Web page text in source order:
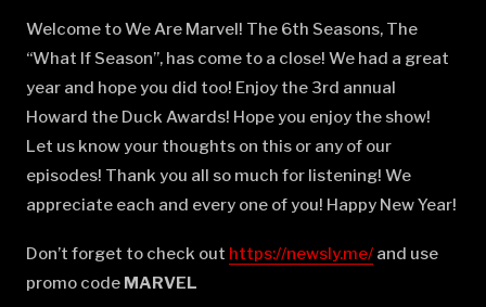
Welcome to We Are Marvel! The 6th Seasons, The
“What If Season”, has come to a close! We had a great
year and hope you did too! Enjoy the 3rd annual
Howard the Duck Awards! Hope you enjoy the show!
Let us know your thoughts on this or any of our
episodes! Thank you all so much for listening! We
appreciate each and every one of you! Happy New Year!
Don’t forget to check out ⁠⁠⁠⁠⁠⁠⁠⁠⁠⁠⁠⁠⁠⁠⁠⁠⁠⁠⁠⁠⁠⁠⁠⁠⁠⁠⁠⁠⁠⁠⁠⁠⁠⁠⁠⁠⁠⁠⁠⁠https://newsly.me/⁠⁠⁠⁠⁠⁠⁠⁠⁠⁠⁠⁠⁠⁠⁠⁠⁠⁠⁠⁠⁠⁠⁠⁠⁠⁠⁠⁠⁠⁠⁠⁠⁠⁠⁠⁠⁠⁠⁠⁠ and use
promo code MARVEL